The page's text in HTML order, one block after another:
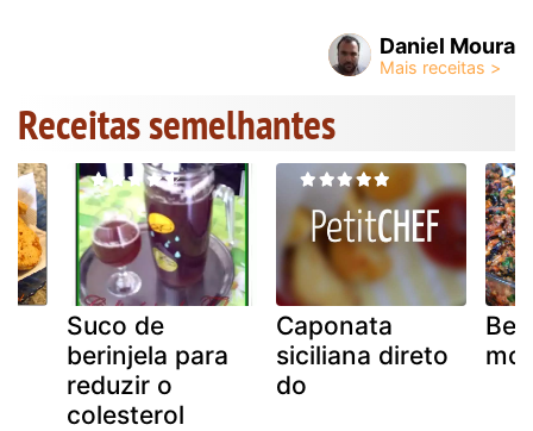
Daniel Moura
Receitas semelhantes
Suco de
berinjela para
reduzir o
colesterol
Caponata
siciliana direto
do